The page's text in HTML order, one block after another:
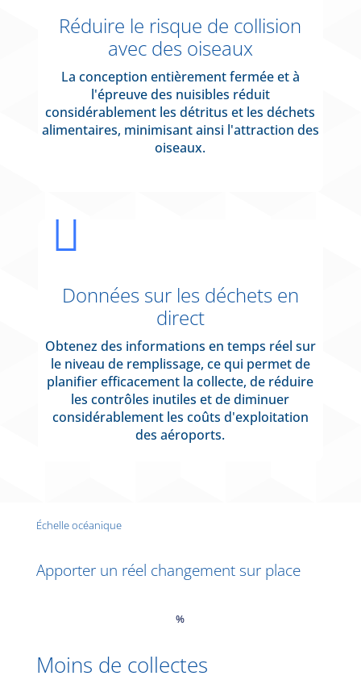
Réduire le risque de collision
avec des oiseaux
La conception entièrement fermée et à
l'épreuve des nuisibles réduit
considérablement les détritus et les déchets
alimentaires, minimisant ainsi l'attraction des
oiseaux.

Données sur les déchets en
direct
Obtenez des informations en temps réel sur
le niveau de remplissage, ce qui permet de
planifier efficacement la collecte, de réduire
les contrôles inutiles et de diminuer
considérablement les coûts d'exploitation
des aéroports.
Échelle océanique
Apporter un réel changement sur place
%
Moins de collectes